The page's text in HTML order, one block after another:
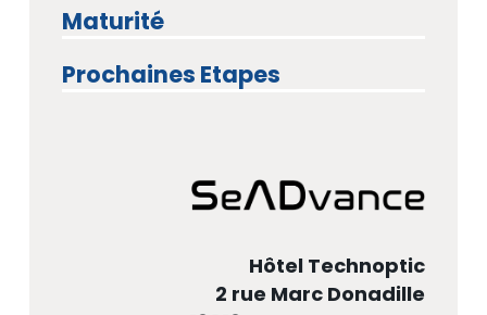
Maturité
Prochaines Etapes
Hôtel Technoptic
2 rue Marc Donadille